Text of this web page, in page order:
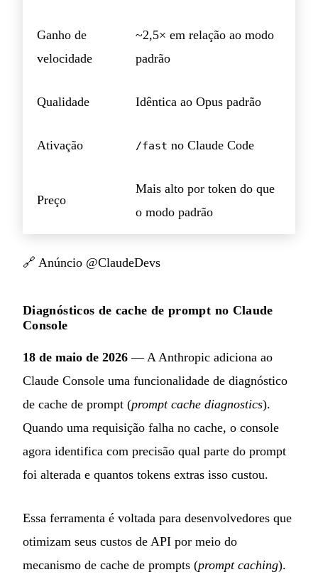
Ganho de
velocidade
~2,5× em relação ao modo
padrão
Qualidade Idêntica ao Opus padrão
Ativação /fast no Claude Code
Preço
Mais alto por token do que
o modo padrão
🔗 Anúncio @ClaudeDevs
Diagnósticos de cache de prompt no Claude
Console
18 de maio de 2026 — A Anthropic adiciona ao
Claude Console uma funcionalidade de diagnóstico
de cache de prompt (prompt cache diagnostics).
Quando uma requisição falha no cache, o console
agora identifica com precisão qual parte do prompt
foi alterada e quantos tokens extras isso custou.
Essa ferramenta é voltada para desenvolvedores que
otimizam seus custos de API por meio do
mecanismo de cache de prompts (prompt caching).